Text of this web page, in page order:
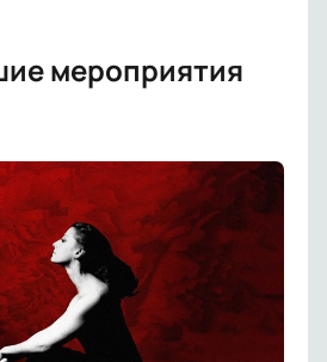
мероприятия